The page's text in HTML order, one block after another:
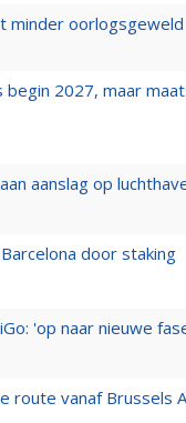
minder oorlogsgeweld
2027, maar
aanslag op
door staking
'op naar nieuwe
route vanaf Brussels